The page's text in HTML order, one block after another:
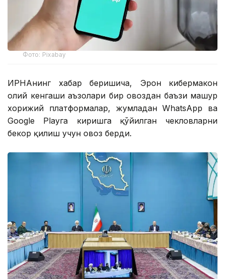
Фото: Pixabay
ИРНАнинг хабар беришича, Эрон кибермакон
олий кенгаши аъзолари бир овоздан баъзи машҳур
хорижий платформалар, жумладан WhatsApp ва
Google Playга киришга қўйилган чекловларни
бекор қилиш учун овоз берди.